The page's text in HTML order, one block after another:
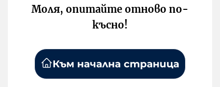
Моля, опитайте отново по-
късно!
Към начална страница